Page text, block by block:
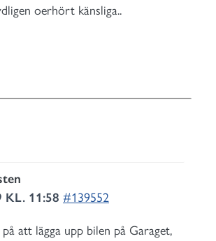
oerhört känsliga..
KL. 11:58 #139552
att lägga upp bilen på Garaget,